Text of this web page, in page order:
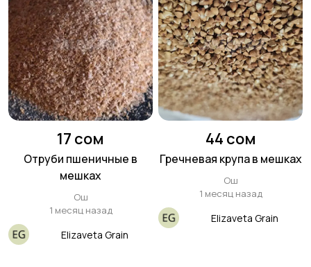
Животные Иссык Куль 2026
Разные товары или
услуги
17 сом
Отруби пшеничные в
мешках
Ош
1 месяц назад
Elizaveta Grain
44 сом
Гречневая крупа в мешках
Ош
1 месяц назад
Elizaveta Grain